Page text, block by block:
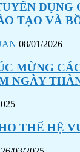
DỤNG
TẠO VÀ
08/01/2026
MỪNG
NGÀY
THẾ HỆ